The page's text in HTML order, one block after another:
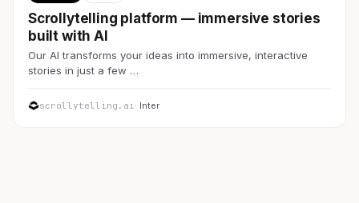
Scrollytelling platform — immersive stories
built with AI
Our AI transforms your ideas into immersive, interactive
stories in just a few …
scrollytelling.ai· Inter